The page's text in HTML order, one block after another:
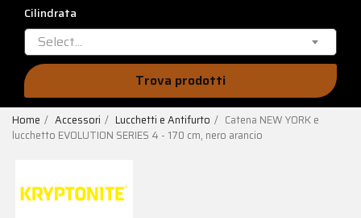
Cilindrata
Select...
Trova prodotti
Home Accessori Lucchetti e Antifurto
Catena NEW YORK e
lucchetto EVOLUTION SERIES 4 - 170 cm, nero arancio